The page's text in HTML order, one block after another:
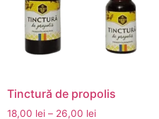
Tinctură de propolis
18,00 lei – 26,00 lei